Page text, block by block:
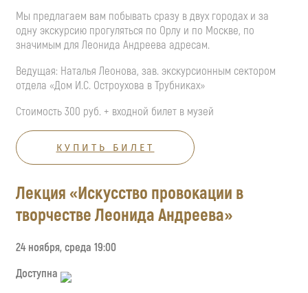
Мы предлагаем вам побывать сразу в двух городах и за
одну экскурсию прогуляться по Орлу и по Москве, по
значимым для Леонида Андреева адресам.
Ведущая: Наталья Леонова, зав. экскурсионным сектором
отдела «Дом И.С. Остроухова в Трубниках»
Стоимость 300 руб. + входной билет в музей
КУПИТЬ БИЛЕТ
Лекция «Искусство провокации в
творчестве Леонида Андреева»
24 ноября, среда 19:00
Доступна